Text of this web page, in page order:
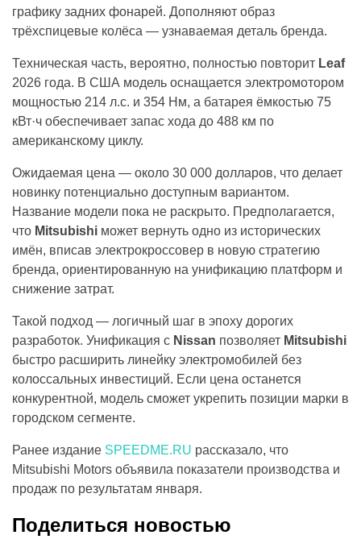
графику задних фонарей. Дополняют образ
трёхспицевые колёса — узнаваемая деталь бренда.
Техническая часть, вероятно, полностью повторит Leaf
2026 года. В США модель оснащается электромотором
мощностью 214 л.с. и 354 Нм, а батарея ёмкостью 75
кВт·ч обеспечивает запас хода до 488 км по
американскому циклу.
Ожидаемая цена — около 30 000 долларов, что делает
новинку потенциально доступным вариантом.
Название модели пока не раскрыто. Предполагается,
что Mitsubishi может вернуть одно из исторических
имён, вписав электрокроссовер в новую стратегию
бренда, ориентированную на унификацию платформ и
снижение затрат.
Такой подход — логичный шаг в эпоху дорогих
разработок. Унификация с Nissan позволяет Mitsubishi
быстро расширить линейку электромобилей без
колоссальных инвестиций. Если цена останется
конкурентной, модель сможет укрепить позиции марки в
городском сегменте.
Ранее издание SPEEDME.RU рассказало, что
Mitsubishi Motors объявила показатели производства и
продаж по результатам января.
Поделиться новостью